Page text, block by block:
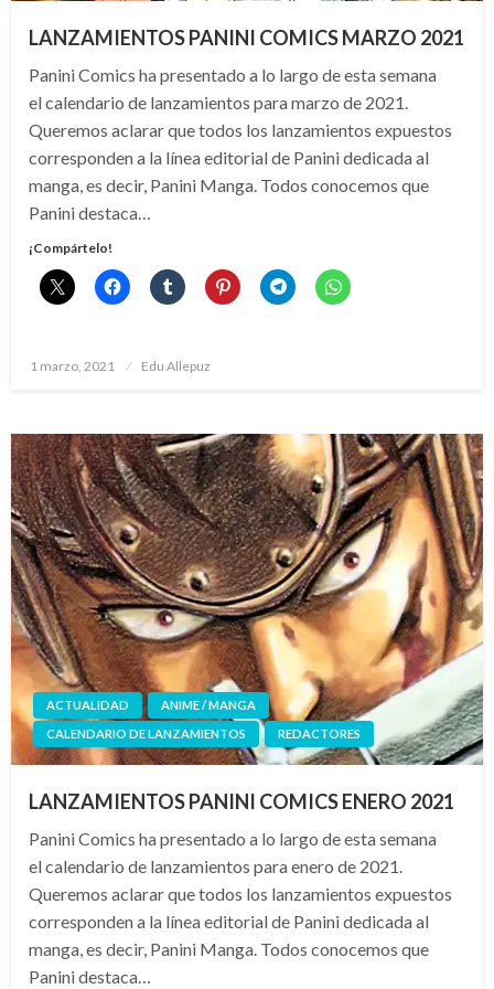
LANZAMIENTOS PANINI COMICS MARZO 2021
Panini Comics ha presentado a lo largo de esta semana
el calendario de lanzamientos para marzo de 2021.
Queremos aclarar que todos los lanzamientos expuestos
corresponden a la línea editorial de Panini dedicada al
manga, es decir, Panini Manga. Todos conocemos que
Panini destaca…
¡Compártelo!
Publicado
1 marzo, 2021 Edu Allepuz
ACTUALIDAD
ANIME / MANGA
CALENDARIO DE LANZAMIENTOS
REDACTORES
LANZAMIENTOS PANINI COMICS ENERO 2021
Panini Comics ha presentado a lo largo de esta semana
el calendario de lanzamientos para enero de 2021.
Queremos aclarar que todos los lanzamientos expuestos
corresponden a la línea editorial de Panini dedicada al
manga, es decir, Panini Manga. Todos conocemos que
Panini destaca…